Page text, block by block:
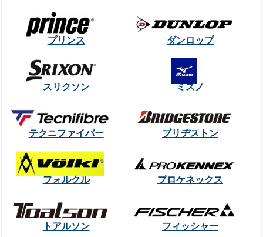
プリンス ダンロップ
スリクソン ミズノ
テクニファイバー ブリヂストン
フォルクル プロケネックス
トアルソン フィッシャー